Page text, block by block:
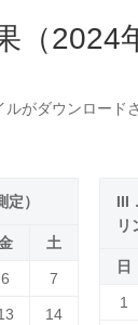
2024
がダウンロード
）
土
6 7
14
III
リ
日
1